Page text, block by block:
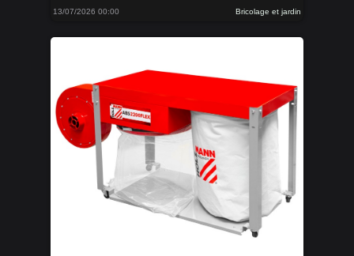
13/07/2026 00:00 Bricolage et jardin